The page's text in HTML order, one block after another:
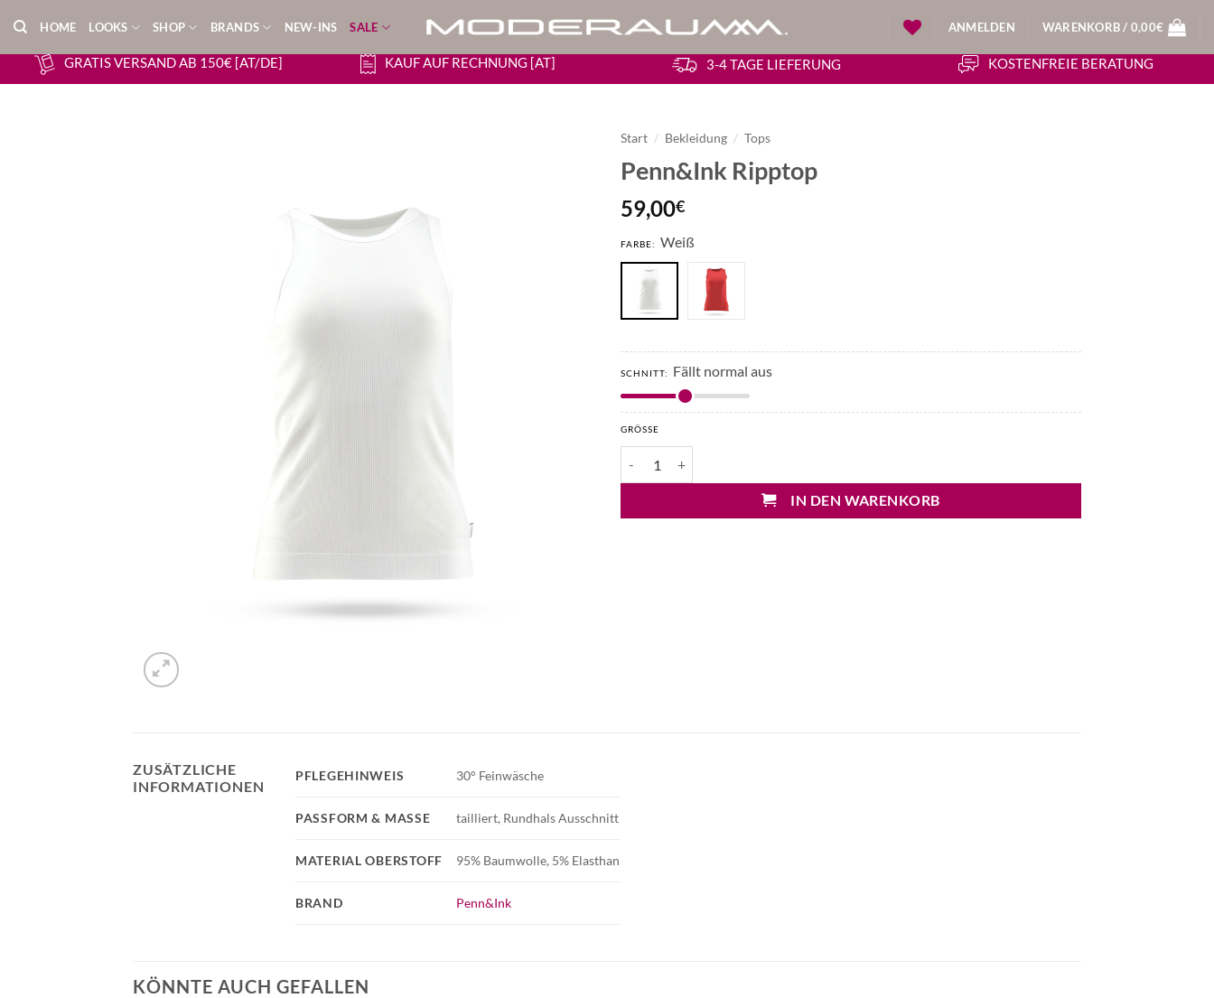
Inhalt
springen
HOME LOOKS SHOP BRANDS NEW-INS SALE ANMELDEN WARENKORB / 0,00€
GRATIS VERSAND AB 150€ [AT/DE] KAUF AUF RECHNUNG [AT] 3-4 TAGE LIEFERUNG KOSTENFREIE BERATUNG
Start / Bekleidung / Tops
Penn&Ink Ripptop
59,00€
FARBE: Weiß
SCHNITT: Fällt normal aus
GRÖSSE
IN DEN WARENKORB
ZUSÄTZLICHE
INFORMATIONEN
BRAND Penn&Ink
PFLEGEHINWEIS 30° Feinwäsche
PASSFORM & MASSE tailliert, Rundhals Ausschnitt
MATERIAL OBERSTOFF 95% Baumwolle, 5% Elasthan
KÖNNTE AUCH GEFALLEN